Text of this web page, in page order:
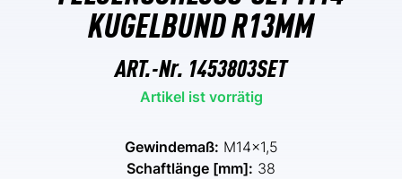
KUGELBUND R13MM
ART.-Nr. 1453803SET
Artikel ist vorrätig
Gewindemaß: M14x1,5
Schaftlänge [mm]: 38